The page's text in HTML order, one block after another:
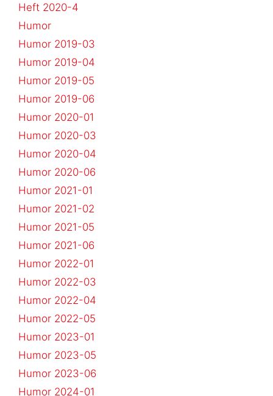
Heft 2020-4
Humor
Humor 2019-03
Humor 2019-04
Humor 2019-05
Humor 2019-06
Humor 2020-01
Humor 2020-03
Humor 2020-04
Humor 2020-06
Humor 2021-01
Humor 2021-02
Humor 2021-05
Humor 2021-06
Humor 2022-01
Humor 2022-03
Humor 2022-04
Humor 2022-05
Humor 2023-01
Humor 2023-05
Humor 2023-06
Humor 2024-01